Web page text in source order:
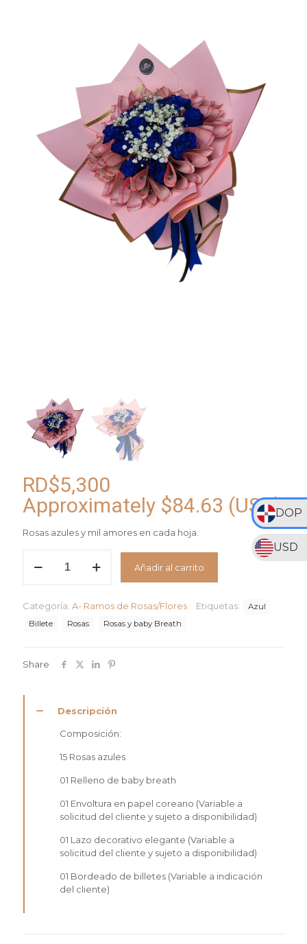
DOP
USD
RD$5,300
Approximately $84.63 (USD)
Rosas azules y mil amores en cada hoja.
Blue
Añadir al carrito
Categoría: A- Ramos de Rosas/Flores Etiquetas:
Azul
Billete
Rosas Rosas y baby Breath
Share
Descripción
Composición:
15 Rosas azules
01 Relleno de baby breath
01 Envoltura en papel coreano (Variable a
solicitud del cliente y sujeto a disponibilidad)
01 Lazo decorativo elegante (Variable a
solicitud del cliente y sujeto a disponibilidad)
01 Bordeado de billetes (Variable a indicación
del cliente)